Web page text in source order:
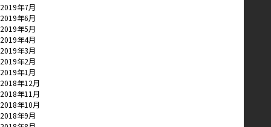
2019年7月
2019年6月
2019年5月
2019年4月
2019年3月
2019年2月
2019年1月
2018年12月
2018年11月
2018年10月
2018年9月